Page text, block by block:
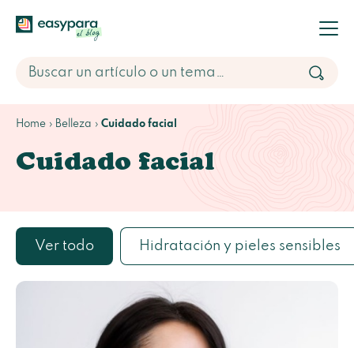
Home Belleza Cuidado facial
Cuidado facial
Ver todo Hidratación y pieles sensibles